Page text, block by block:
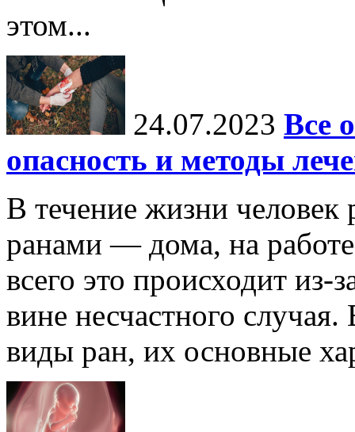
этом...
24.07.2023 Все
опасность и методы
В течение жизни человек
ранами — дома, на
всего это происходит из-
вине несчастного
виды ран, их основные